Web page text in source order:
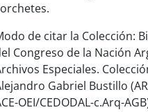
de citar la Colección:
Congreso de la Nación
Especiales.
Gabriel Bustillo (AR
OEI/CEDODAL-c.Arq-